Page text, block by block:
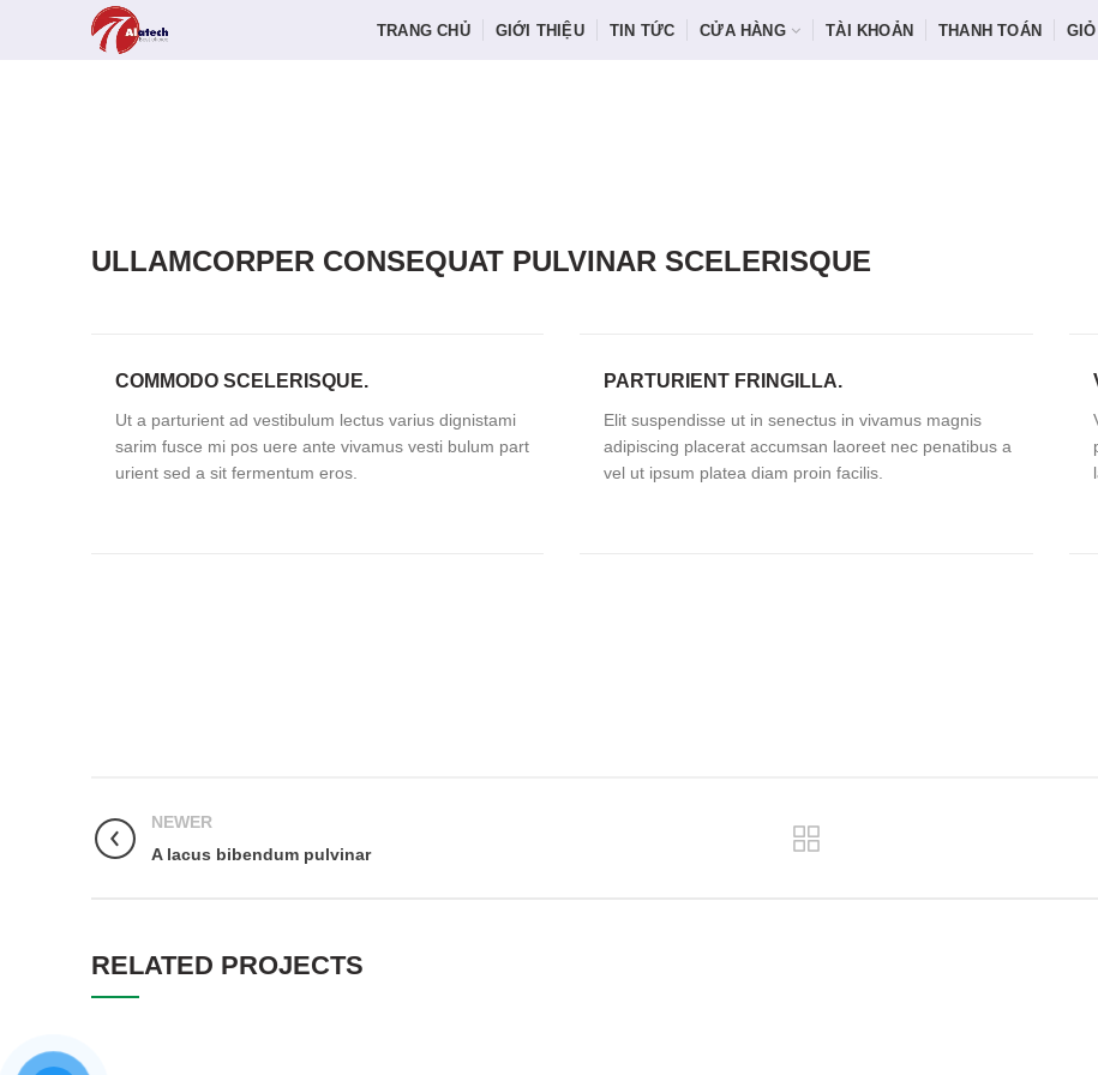
TRANG CHỦ GIỚI THIỆU TIN TỨC CỬA HÀNG TÀI KHOẢN THANH TOÁN
ULLAMCORPER CONSEQUAT PULVINAR SCELERISQUE
COMMODO SCELERISQUE.
Ut a parturient ad vestibulum lectus varius dignistami
sarim fusce mi pos uere ante vivamus vesti bulum part
urient sed a sit fermentum eros.
PARTURIENT FRINGILLA.
Elit suspendisse ut in senectus in vivamus magnis
adipiscing placerat accumsan laoreet nec penatibus a
vel ut ipsum platea diam proin facilis.
NEWER
A lacus bibendum pulvinar
RELATED PROJECTS